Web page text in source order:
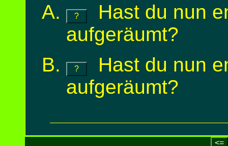
?
Hast du nun
aufgeräumt?
?
Hast du nun
aufgeräumt?
<=